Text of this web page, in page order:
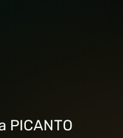
PICANTO